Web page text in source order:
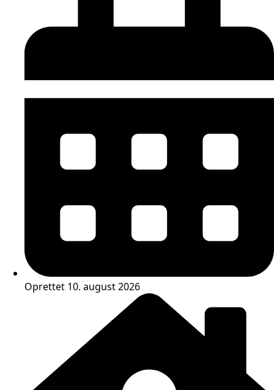
Oprettet 10. august 2026